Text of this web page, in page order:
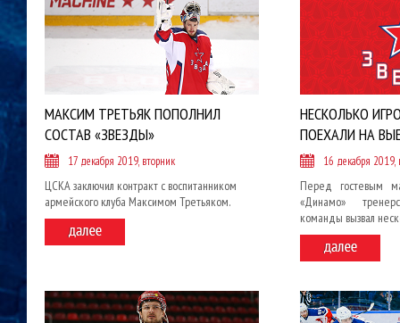
МАКСИМ ТРЕТЬЯК ПОПОЛНИЛ
СОСТАВ «ЗВЕЗДЫ»
17 декабря 2019, вторник
ЦСКА заключил контракт с воспитанником
армейского клуба Максимом Третьяком.
НЕСКОЛЬКО
ПОЕХАЛИ НА
16 декабря 2019,
Перед гостевым
«Динамо»
команды вызвал